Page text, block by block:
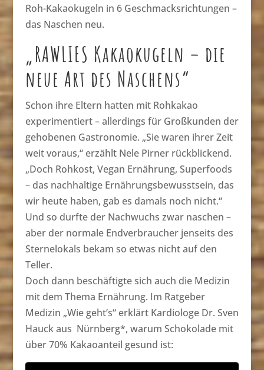
Roh-Kakaokugeln in 6 Geschmacksrichtungen –
das Naschen neu.
„RAWLIES Kakaokugeln – die
neue Art des Naschens“
Schon ihre Eltern hatten mit Rohkakao
experimentiert – allerdings für Großkunden der
gehobenen Gastronomie. „Sie waren ihrer Zeit
weit voraus,“ erzählt Nele Pirner rückblickend.
„Doch Rohkost, Vegan Ernährung, Superfoods
– das nachhaltige Ernährungsbewusstsein, das
wir heute haben, gab es damals noch nicht.“
Und so durfte der Nachwuchs zwar naschen –
aber der normale Endverbraucher jenseits des
Sternelokals bekam so etwas nicht auf den
Teller.
Doch dann beschäftigte sich auch die Medizin
mit dem Thema Ernährung. Im Ratgeber
Medizin „Wie geht’s“ erklärt Kardiologe Dr. Sven
Hauck aus Nürnberg*, warum Schokolade mit
über 70% Kakaoanteil gesund ist: